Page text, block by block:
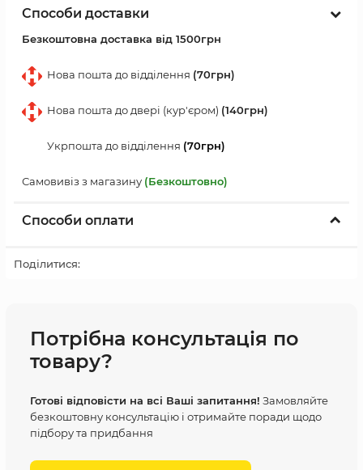
Способи доставки
Безкоштовна доставка від 1500грн
Нова пошта до відділення (70грн)
Нова пошта до двері (кур'єром) (140грн)
Укрпошта до відділення (70грн)
Самовивіз з магазину (Безкоштовно)
Способи оплати
Поділитися:
Потрібна консультація по
товару?
Готові відповісти на всі Ваші запитання! Замовляйте
безкоштовну консультацію і отримайте поради щодо
підбору та придбання